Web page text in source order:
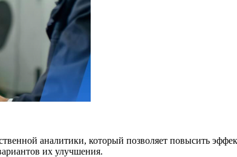
аналитики, который позволяет повысить
их улучшения.